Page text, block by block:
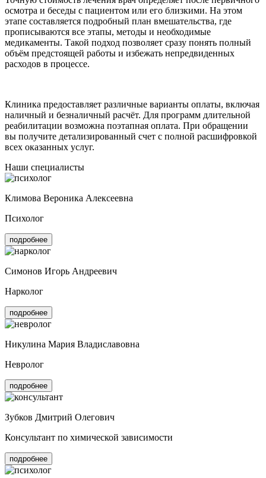
осмотра и беседы с пациентом или его близкими. На этом
этапе составляется подробный план вмешательства, где
прописываются все этапы, методы и необходимые
медикаменты. Такой подход позволяет сразу понять полный
объём предстоящей работы и избежать непредвиденных
расходов в процессе.
Клиника предоставляет различные варианты оплаты, включая
наличный и безналичный расчёт. Для программ длительной
реабилитации возможна поэтапная оплата. При обращении
вы получите детализированный счет с полной расшифровкой
всех оказанных услуг.
Наши специалисты
Климова Вероника Алексеевна
Психолог
подробнее
Симонов Игорь Андреевич
Нарколог
подробнее
Никулина Мария Владиславовна
Невролог
подробнее
Зубков Дмитрий Олегович
Консультант по химической зависимости
подробнее